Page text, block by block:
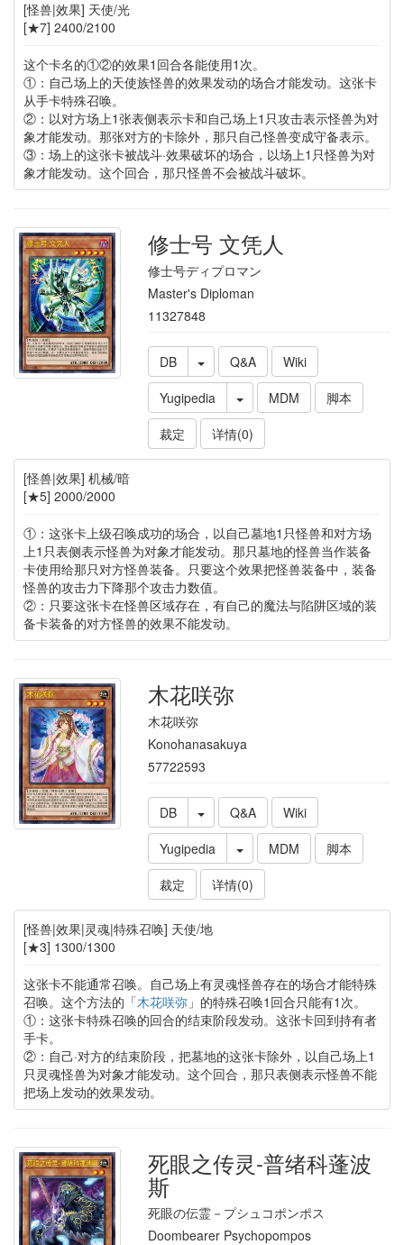
[怪兽|效果] 天使/光
[★7] 2400/2100
这个卡名的①②的效果1回合各能使用1次。
①：自己场上的天使族怪兽的效果发动的场合才能发动。这张卡
从手卡特殊召唤。
②：以对方场上1张表侧表示卡和自己场上1只攻击表示怪兽为对
象才能发动。那张对方的卡除外，那只自己怪兽变成守备表示。
③：场上的这张卡被战斗·效果破坏的场合，以场上1只怪兽为对
象才能发动。这个回合，那只怪兽不会被战斗破坏。
修士号 文凭人
修士号ディプロマン
Master's Diploman
11327848
DB Q&A
Wiki
Yugipedia
MDM
脚本
裁定
详情(0)
[怪兽|效果] 机械/暗
[★5] 2000/2000
①：这张卡上级召唤成功的场合，以自己墓地1只怪兽和对方场
上1只表侧表示怪兽为对象才能发动。那只墓地的怪兽当作装备
卡使用给那只对方怪兽装备。只要这个效果把怪兽装备中，装备
怪兽的攻击力下降那个攻击力数值。
②：只要这张卡在怪兽区域存在，有自己的魔法与陷阱区域的装
备卡装备的对方怪兽的效果不能发动。
木花咲弥
木花咲弥
Konohanasakuya
57722593
DB Q&A
Wiki
Yugipedia
MDM
脚本
裁定
详情(0)
[怪兽|效果|灵魂|特殊召唤] 天使/地
[★3] 1300/1300
这张卡不能通常召唤。自己场上有灵魂怪兽存在的场合才能特殊
召唤。这个方法的「木花咲弥」的特殊召唤1回合只能有1次。
①：这张卡特殊召唤的回合的结束阶段发动。这张卡回到持有者
手卡。
②：自己·对方的结束阶段，把墓地的这张卡除外，以自己场上1
只灵魂怪兽为对象才能发动。这个回合，那只表侧表示怪兽不能
把场上发动的效果发动。
死眼之传灵-普绪科蓬波
斯
死眼の伝霊－プシュコポンポス
Doombearer Psychopompos